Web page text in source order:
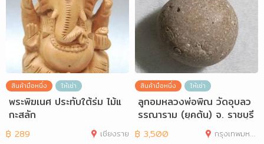
สินค้ามือหนึ่ง ให้เช่า
พระพิฆเนศ ประทับใต้ร่ม ไม้แ
กะสลัก
฿ 289 เชียงราย
สินค้ามือหนึ่ง ให้เช่า
ลูกอมหลวงพ่อพิณ วัดอุบลว
รรณาราม (ยุคต้น) จ. ราชบุรี
฿ 3,500 กรุงเทพมหานคร